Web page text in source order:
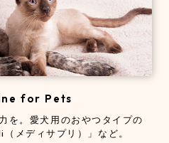
for Pets
を。 愛犬用のおやつタイプの
メディサプリ）」など。